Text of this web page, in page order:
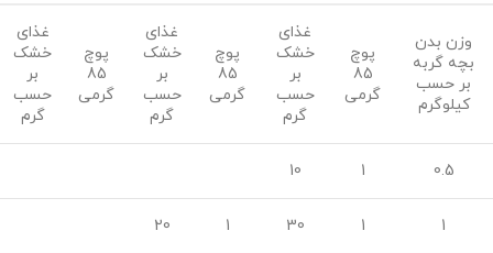
وزن بدن
بچه گربه
بر حسب
کیلوگرم
پوچ
85
گرمی
غذای
خشک
بر
حسب
گرم
پوچ
85
گرمی
غذای
خشک
بر
حسب
گرم
پوچ
85
گرمی
غذای
خشک
بر
حسب
گرم
0.5
1
10
1
1
30
1
20